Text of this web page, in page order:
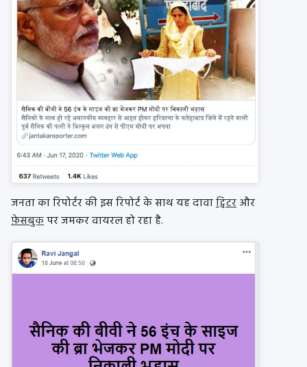
जनता का रिपोर्टर की इस रिपोर्ट के साथ यह दावाट्विटरऔर
फ़ेसबुकपर जमकर वायरल हो रहा है.